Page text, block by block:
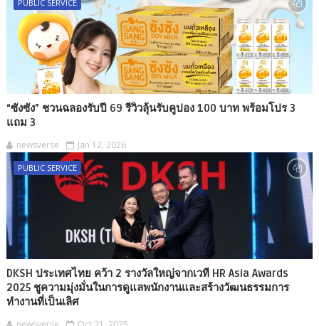
PUBLIC SERVICE
“ซังซัง” ชวนฉลองรับปี 69 รีวิวลุ้นรับคูปอง 100 บาท พร้อมโปร 3
แถม 3
newsverse Jan 12, 2026
PUBLIC SERVICE
DKSH ประเทศไทย คว้า 2 รางวัลใหญ่จากเวที HR Asia Awards
2025 ชูความมุ่งมั่นในการดูแลพนักงานและสร้างวัฒนธรรมการ
ทำงานที่เป็นเลิศ